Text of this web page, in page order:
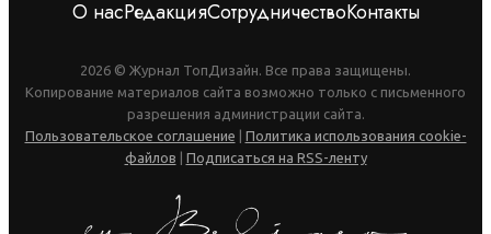
О насРедакцияСотрудничествоКонтакты
2026 © Журнал ТопДизайн. Все права защищены.
Копирование материалов сайта возможно только с письменного
разрешения администрации сайта.
Пользовательское соглашение
Политика использования cookie-
файлов
Подписаться на RSS-ленту